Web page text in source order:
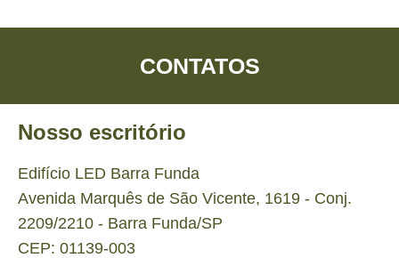
CONTATOS
Nosso escritório
Edifício LED Barra Funda
Avenida Marquês de São Vicente, 1619 - Conj.
2209/2210 - Barra Funda/SP
CEP: 01139-003